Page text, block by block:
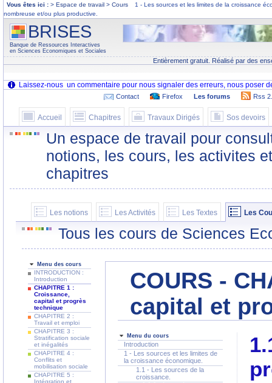
Vous êtes ici : > Espace de travail > Cours
1 - Les sources et les limites de la croissance
nombreuse et/ou plus productive.
BRISES
Banque de Ressources Interactives
en Sciences Economiques et Sociales
Entièrement gratuit. Réalisé par des
Contact Firefox Les forums Rss
Accueil Chapitres Travaux Dirigés Sos devoirs
Un espace de travail pour
notions, les cours, les activites
chapitres
Les notions Les Activités Les Textes Les
Tous les cours de Sciences
Menu des cours
INTRODUCTION :
Introduction
CHAPITRE 1 :
Croissance,
capital et progrès
technique
CHAPITRE 2 :
Travail et emploi
CHAPITRE 3 :
Stratification sociale
et inégalités
CHAPITRE 4 :
Conflits et
mobilisation sociale
CHAPITRE 5 :
Intégration et
COURS -
capital et
Menu du cours
Introduction
1 - Les sources et les limites de
la croissance économique.
1.1 - Les sources de la
croissance.